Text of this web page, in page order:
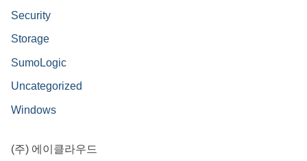
Security
Storage
SumoLogic
Uncategorized
Windows
(주) 에이클라우드